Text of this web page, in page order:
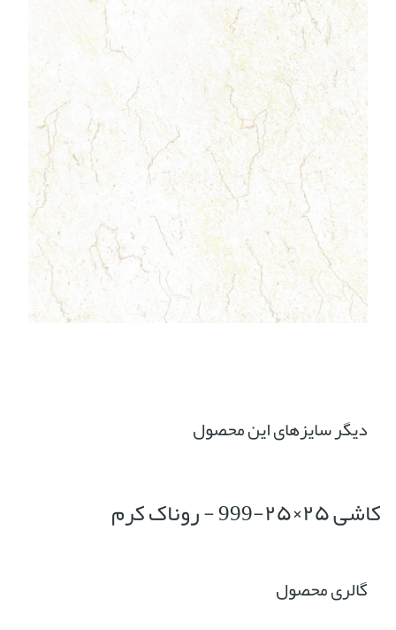
کاشی ۲۵×۲۵-999 - روناک کرم
دیگر سایزهای این محصول
گالری محصول